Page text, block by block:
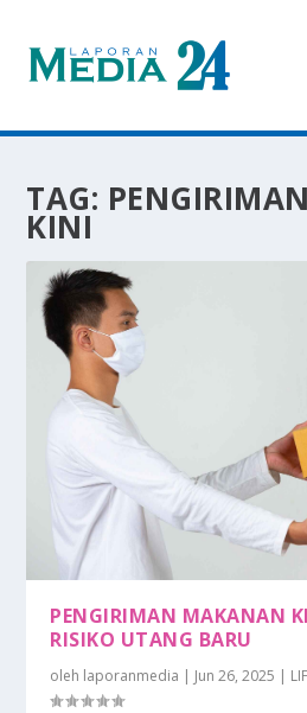
TAG:
KINI
PENGIRIMAN MAKANAN
RISIKO UTANG BARU
oleh laporanmedia | Jun 26, 2025 |